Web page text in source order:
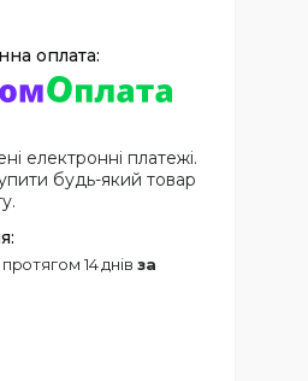
електронні платежі.
будь-який товар
14 днів за